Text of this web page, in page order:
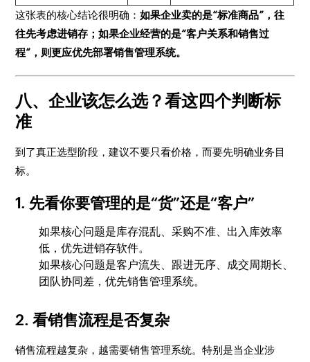
这张表的核心结论很明确：如果企业卖的是“标准商品”，往
往先考虑进销存；如果企业经营的是“客户关系和销售过
程”，则更应优先部署销售管理系统。
八、企业该怎么选？看这四个判断标
准
到了真正选型阶段，建议不要只看价格，而要先明确业务目
标。
1. 先看你要管理的是“货”还是“客户”
如果核心问题是库存混乱、采购不准、出入库效率
低，优先进销存软件。
如果核心问题是客户流失、跟进无序、成交周期长、
团队协同差，优先销售管理系统。
2. 看销售流程是否复杂
销售流程越复杂，越需要销售管理系统。特别是当企业涉